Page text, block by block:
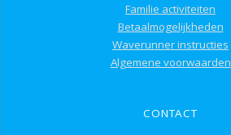
Familie activiteiten
Betaalmogelijkheden
Waverunner instructies
Algemene voorwaarden
CONTACT